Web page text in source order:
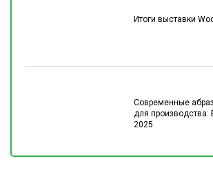
Итоги выставки
Современные
для производства:
2025